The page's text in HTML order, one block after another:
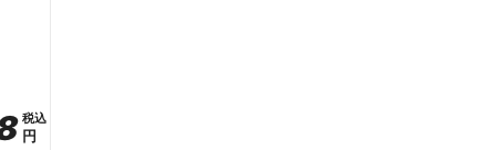
e
税込
税込
円
円